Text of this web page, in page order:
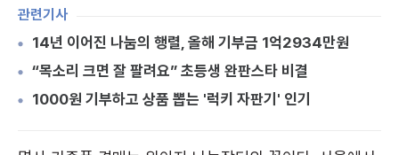
관련기사
14년 이어진 나눔의 행렬, 올해 기부금 1억2934만원
“목소리 크면 잘 팔려요” 초등생 완판스타 비결
1000원 기부하고 상품 뽑는 '럭키 자판기' 인기